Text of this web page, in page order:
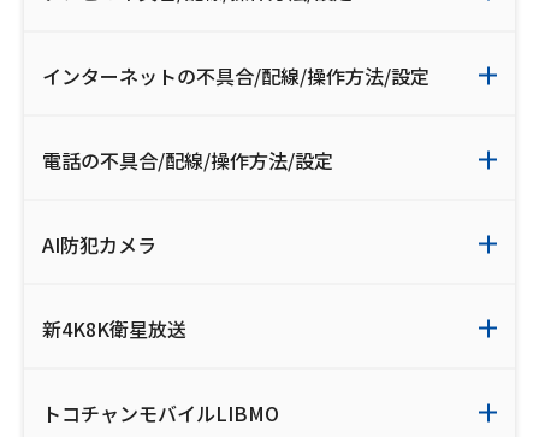
ウェブサイトのご利用について
安全・安心マーク
安全・安心ガイド
インターネットの不具合/配線/操作方法/設定
電話の不具合/配線/操作方法/設定
AI防犯カメラ
新4K8K衛星放送
トコチャンモバイルLIBMO